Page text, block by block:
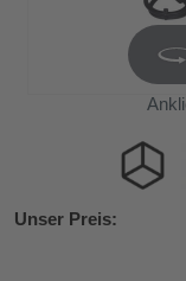
Unser Preis: